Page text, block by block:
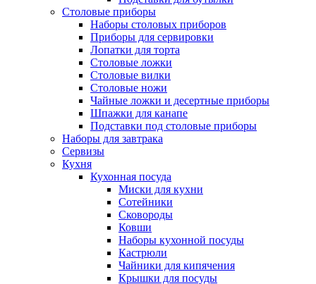
Столовые приборы
Наборы столовых приборов
Приборы для сервировки
Лопатки для торта
Столовые ложки
Столовые вилки
Столовые ножи
Чайные ложки и десертные приборы
Шпажки для канапе
Подставки под столовые приборы
Наборы для завтрака
Сервизы
Кухня
Кухонная посуда
Миски для кухни
Сотейники
Сковороды
Ковши
Наборы кухонной посуды
Кастрюли
Чайники для кипячения
Крышки для посуды